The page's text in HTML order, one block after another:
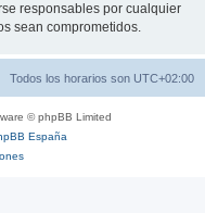
responsables por cualquier
sean comprometidos.
Todos los horarios son UTC+02:00
© phpBB Limited
España